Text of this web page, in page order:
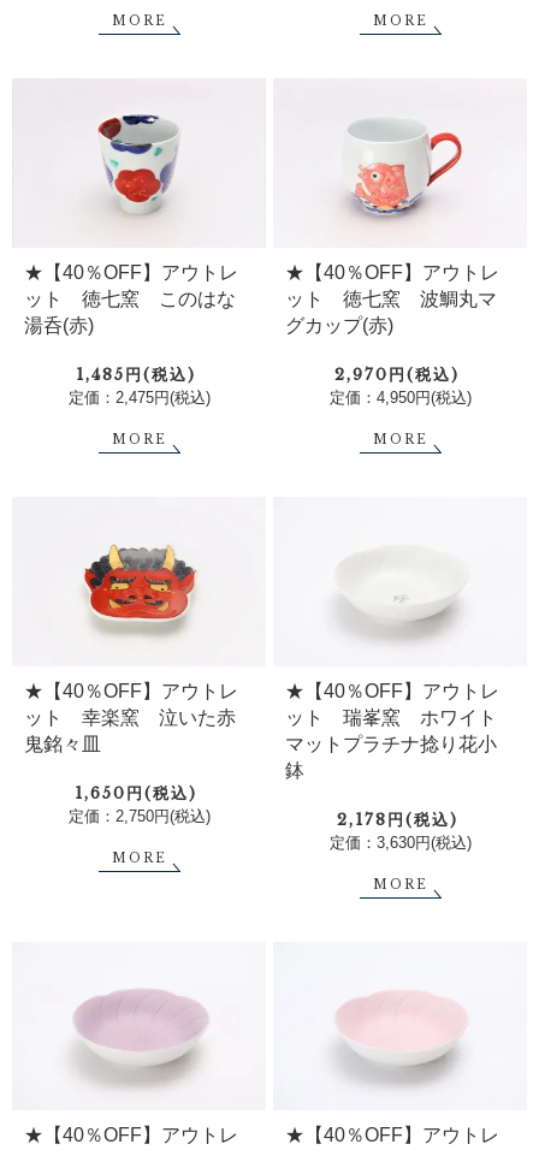
MORE MORE
★【40％OFF】アウトレ
ット 徳七窯 このはな
湯呑(赤)
1,485円(税込)
定価：2,475円(税込)
MORE
★【40％OFF】アウトレ
ット 徳七窯 波鯛丸マ
グカップ(赤)
2,970円(税込)
定価：4,950円(税込)
MORE
★【40％OFF】アウトレ
ット 幸楽窯 泣いた赤
鬼銘々皿
1,650円(税込)
定価：2,750円(税込)
MORE
★【40％OFF】アウトレ
ット 瑞峯窯 ホワイト
マットプラチナ捻り花小
鉢
2,178円(税込)
定価：3,630円(税込)
MORE
★【40％OFF】アウトレ ★【40％OFF】アウトレ